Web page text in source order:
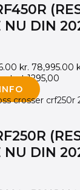
NU DIN
kr. 78,995.00
1295,00
NU DIN